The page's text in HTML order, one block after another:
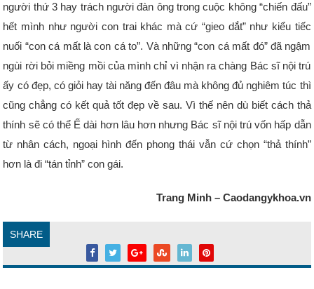
người thứ 3 hay trách người đàn ông trong cuộc không “chiến đấu”
hết mình như người con trai khác mà cứ “gieo dắt” như kiểu tiếc
nuối “con cá mất là con cá to”. Và những “con cá mất đó” đã ngậm
ngùi rời bỏi miềng mồi của mình chỉ vì nhận ra chàng Bác sĩ nội trú
ấy có đẹp, có giỏi hay tài năng đến đâu mà không đủ nghiêm túc thì
cũng chẳng có kết quả tốt đẹp về sau. Vì thế nên dù biết cách thả
thính sẽ có thể Ế dài hơn lâu hơn nhưng Bác sĩ nội trú vốn hấp dẫn
từ nhân cách, ngoại hình đến phong thái vẫn cứ chọn “thả thính”
hơn là đi “tán tỉnh” con gái.
Trang Minh – Caodangykhoa.vn
SHARE